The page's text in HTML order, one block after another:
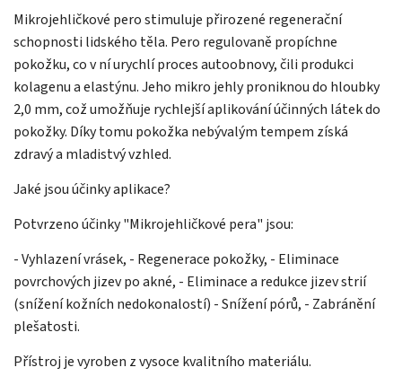
Mikrojehličkové pero stimuluje přirozené regenerační
schopnosti lidského těla. Pero regulovaně propíchne
pokožku, co v ní urychlí proces autoobnovy, čili produkci
kolagenu a elastýnu. Jeho mikro jehly proniknou do hloubky
2,0 mm, což umožňuje rychlejší aplikování účinných látek do
pokožky. Díky tomu pokožka nebývalým tempem získá
zdravý a mladistvý vzhled.
Jaké jsou účinky aplikace?
Potvrzeno účinky "Mikrojehličkové pera" jsou:
- Vyhlazení vrásek, - Regenerace pokožky, - Eliminace
povrchových jizev po akné, - Eliminace a redukce jizev strií
(snížení kožních nedokonalostí) - Snížení pórů, - Zabránění
plešatosti.
Přístroj je vyroben z vysoce kvalitního materiálu.